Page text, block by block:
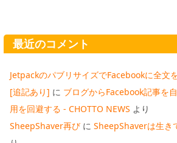
最近のコメント
JetpackのパブリサイズでFacebookに全文
[追記あり] に ブログからFacebook記事を
用を回避する - CHOTTO NEWS より
SheepShaver再び に SheepShaverは生き